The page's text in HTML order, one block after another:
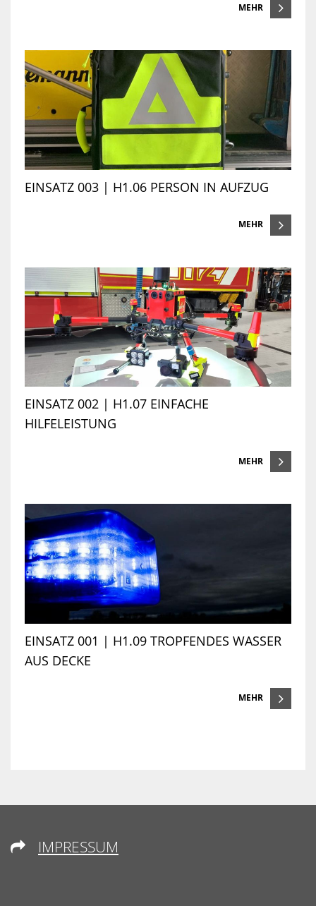
MEHR
EINSATZ 003 | H1.06 PERSON IN AUFZUG
MEHR
EINSATZ 002 | H1.07 EINFACHE
HILFELEISTUNG
MEHR
EINSATZ 001 | H1.09 TROPFENDES WASSER
AUS DECKE
MEHR
 IMPRESSUM